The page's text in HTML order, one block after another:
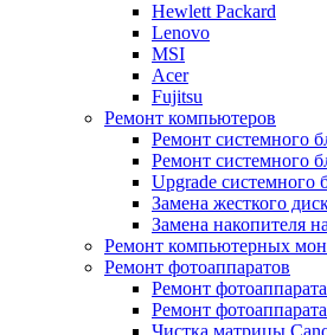
Hewlett Packard
Lenovo
MSI
Acer
Fujitsu
Ремонт компьютеров
Ремонт системного
Ремонт системного
Upgrade системного
Замена жесткого
Замена накопителя
Ремонт компьютерных
Ремонт фотоаппаратов
Ремонт
Ремонт
Чистка матрицы